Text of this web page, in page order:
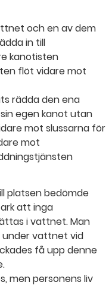
och en av dem
in till
kanotisten
flöt vidare mot
rädda den ena
egen kanot utan
mot slussarna för
mot
platsen bedömde
att inga
i vattnet. Man
under vattnet vid
få upp denne
men personens liv